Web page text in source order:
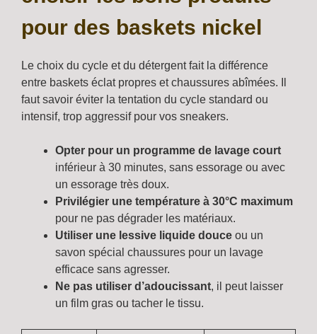
pour des baskets nickel
Le choix du cycle et du détergent fait la différence
entre baskets éclat propres et chaussures abîmées. Il
faut savoir éviter la tentation du cycle standard ou
intensif, trop aggressif pour vos sneakers.
Opter pour un programme de lavage court
inférieur à 30 minutes, sans essorage ou avec
un essorage très doux.
Privilégier une température à 30°C maximum
pour ne pas dégrader les matériaux.
Utiliser une lessive liquide douce ou un
savon spécial chaussures pour un lavage
efficace sans agresser.
Ne pas utiliser d’adoucissant, il peut laisser
un film gras ou tacher le tissu.